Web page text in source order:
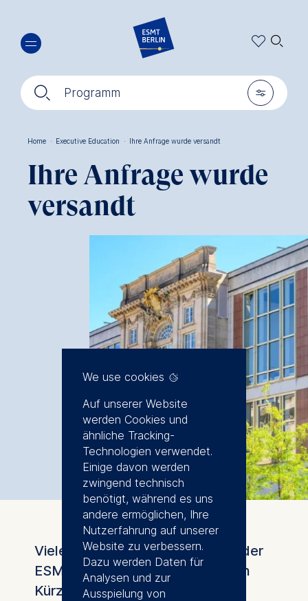
zum
Inhalt
🔍︎ Programm 🎚︎
🔍︎
Pfadnavigation
Home · Executive Education · Ihre Anfrage wurde versandt
Ihre Anfrage wurde
versandt
Vielen Dank für Ihr Interesse an der
ESMT Berlin. Wir werden Ihnen in
Kürze die gewünschten
We use cookies
Auf unserer Website
werden Cookies und
ähnliche Tracking-
Technologien verwendet.
Einige davon werden
zwingend technisch
benötigt, während es uns
andere ermöglichen, Ihre
Nutzerfahrung auf unserer
Website zu verbessern.
Dazu werden Daten für
Analysen und zur
Ausspielung von